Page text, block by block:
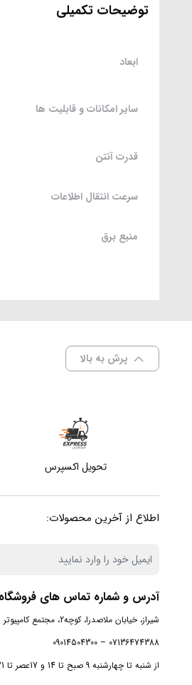
توضیحات تکمیلی
ابعاد
سایر امکانات و قابلیت ها
قدرت آنتن
سرعت انتقال اطلاعات
منبع برق
پرش به بالا
تحویل اکسپرس
اطلاع از آخرین محصولات:
آدرس و شماره تماس های فروشگاه
شیراز، خیابان ملاصدرا، کوچه2، مجتمع کامپیوتر پارس(PC CENTER)، واحد 103
07136474388 – 09014504300
از شنبه تا چهارشنبه 9 صبح تا 14 و 17عصر تا 21 شب و پنج شنبه ها از 9تا 14 در خدمت شما هستیم.